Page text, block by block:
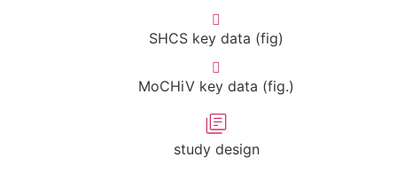
SHCS key data (fig)
MoCHiV key data (fig.)
study design